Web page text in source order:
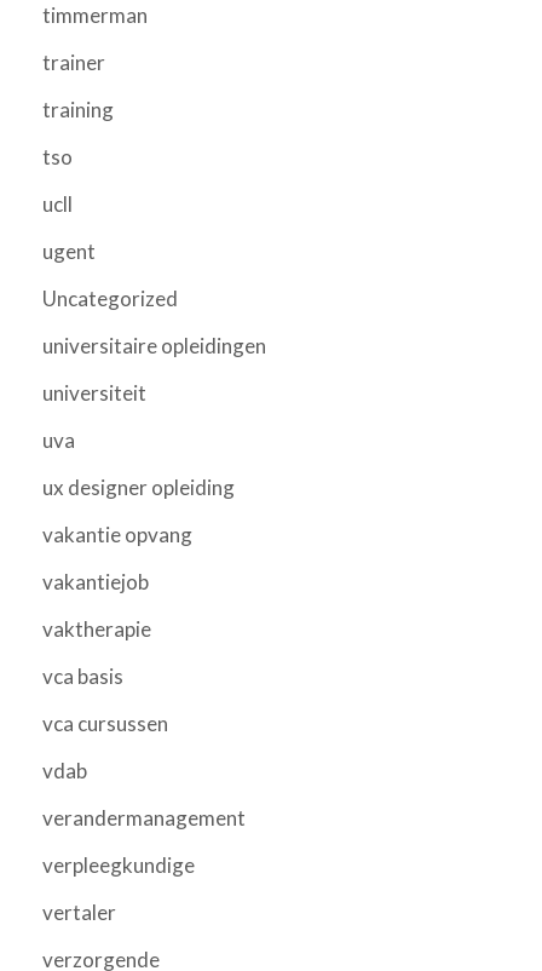
timmerman
trainer
training
tso
ucll
ugent
Uncategorized
universitaire opleidingen
universiteit
uva
ux designer opleiding
vakantie opvang
vakantiejob
vaktherapie
vca basis
vca cursussen
vdab
verandermanagement
verpleegkundige
vertaler
verzorgende